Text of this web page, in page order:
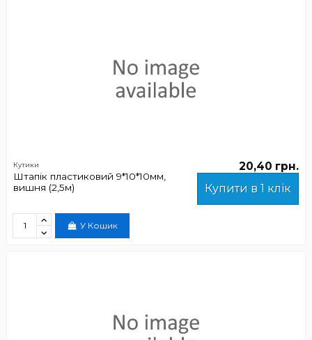
Кутики
Штапік пластиковий 9*10*10мм,
вишня (2,5м)
20,40 грн.
Купити в 1 клік
У Кошик